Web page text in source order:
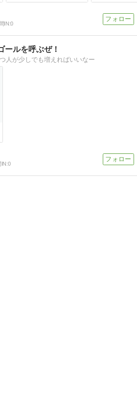
IN:0
ールを呼ぶぜ！
人が少しでも増えればいいなー
IN:0